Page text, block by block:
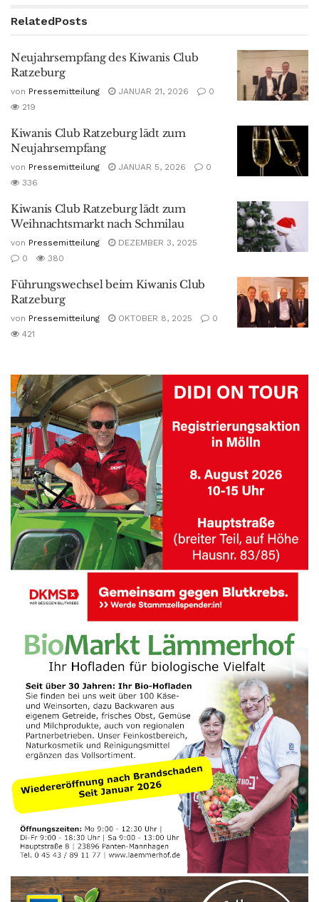
RelatedPosts
Neujahrsempfang des Kiwanis Club
Ratzeburg
von Pressemitteilung JANUAR 21, 2026
0
219
Kiwanis Club Ratzeburg lädt zum
Neujahrsempfang
von Pressemitteilung JANUAR 5, 2026
0
336
Kiwanis Club Ratzeburg lädt zum
Weihnachtsmarkt nach Schmilau
von Pressemitteilung
DEZEMBER 3, 2025
0
380
Führungswechsel beim Kiwanis Club
Ratzeburg
von Pressemitteilung OKTOBER 8, 2025
0
421